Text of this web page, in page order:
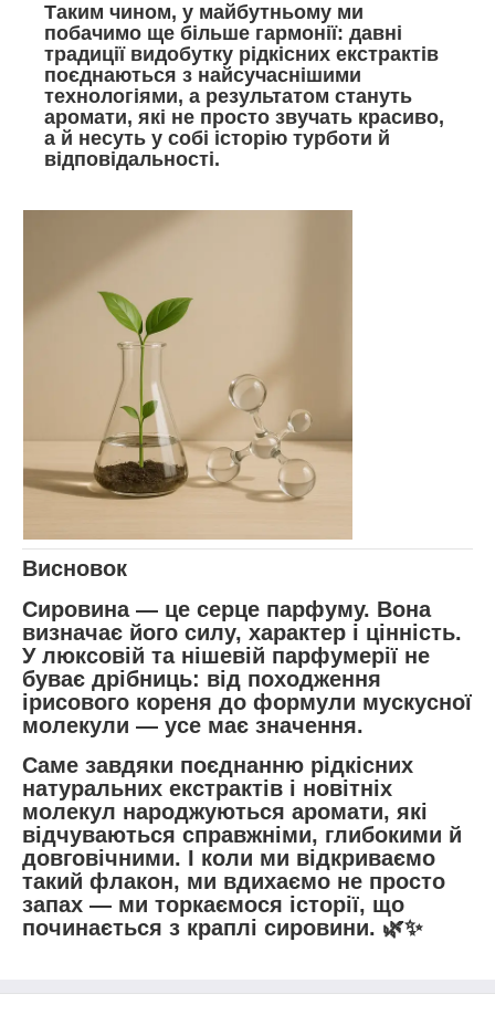
Таким чином, у майбутньому ми
побачимо ще більше гармонії: давні
традиції видобутку рідкісних екстрактів
поєднаються з найсучаснішими
технологіями, а результатом стануть
аромати, які не просто звучать красиво,
а й несуть у собі історію турботи й
відповідальності.
Висновок
Сировина — це серце парфуму. Вона
визначає його силу, характер і цінність.
У люксовій та нішевій парфумерії не
буває дрібниць: від походження
ірисового кореня до формули мускусної
молекули — усе має значення.
Саме завдяки поєднанню рідкісних
натуральних екстрактів і новітніх
молекул народжуються аромати, які
відчуваються справжніми, глибокими й
довговічними. І коли ми відкриваємо
такий флакон, ми вдихаємо не просто
запах — ми торкаємося історії, що
починається з краплі сировини. 🌿✨